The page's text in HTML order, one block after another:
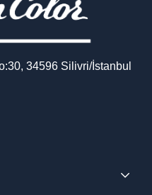
34596 Silivri/İstanbul